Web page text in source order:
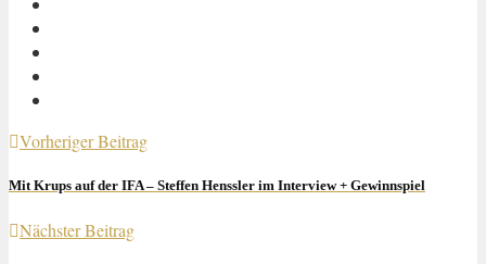
Vorheriger Beitrag
Mit Krups auf der IFA – Steffen Henssler im Interview + Gewinnspiel
Nächster Beitrag